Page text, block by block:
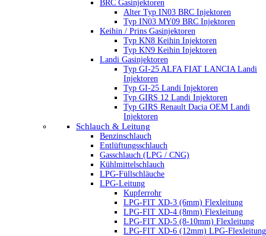
BRC Gasinjektoren
Alter Typ IN03 BRC Injektoren
Typ IN03 MY09 BRC Injektoren
Keihin / Prins Gasinjektoren
Typ KN8 Keihin Injektoren
Typ KN9 Keihin Injektoren
Landi Gasinjektoren
Typ GI-25 ALFA FIAT LANCIA Landi
Injektoren
Typ GI-25 Landi Injektoren
Typ GIRS 12 Landi Injektoren
Typ GIRS Renault Dacia OEM Landi
Injektoren
Schlauch & Leitung
Benzinschlauch
Entlüftungsschlauch
Gasschlauch (LPG / CNG)
Kühlmittelschlauch
LPG-Füllschläuche
LPG-Leitung
Kupferrohr
LPG-FIT XD-3 (6mm) Flexleitung
LPG-FIT XD-4 (8mm) Flexleitung
LPG-FIT XD-5 (8-10mm) Flexleitung
LPG-FIT XD-6 (12mm) LPG-Flexleitung